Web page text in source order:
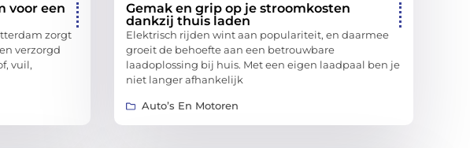
voor een
zorgt
verzorgd
vuil,
Gemak en grip op je stroomkosten
dankzij thuis laden
Elektrisch rijden wint aan populariteit, en daarmee
groeit de behoefte aan een betrouwbare
laadoplossing bij huis. Met een eigen laadpaal ben je
niet langer afhankelijk
Auto’s En Motoren